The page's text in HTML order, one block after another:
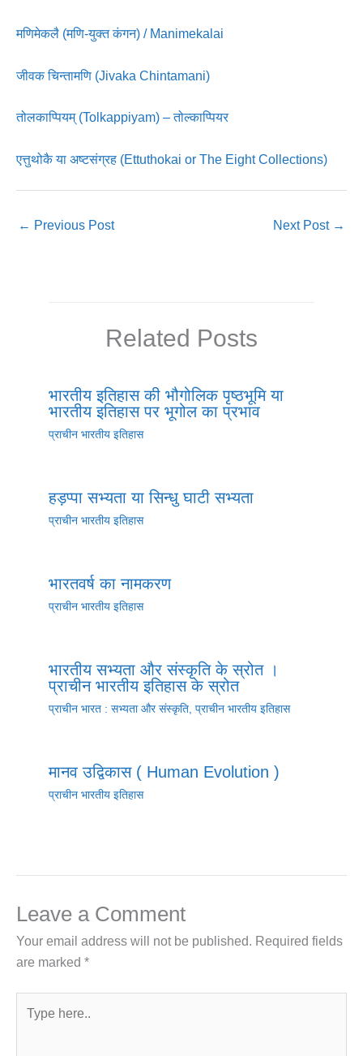
मणिमेकलै (मणि-युक्त कंगन) / Manimekalai
जीवक चिन्तामणि (Jivaka Chintamani)
तोलकाप्पियम् (Tolkappiyam) – तोल्काप्पियर
एत्तुथोकै या अष्टसंग्रह (Ettuthokai or The Eight Collections)
← Previous Post Next Post →
Related Posts
भारतीय इतिहास की भौगोलिक पृष्ठभूमि या
भारतीय इतिहास पर भूगोल का प्रभाव
प्राचीन भारतीय इतिहास
हड़प्पा सभ्यता या सिन्धु घाटी सभ्यता
प्राचीन भारतीय इतिहास
भारतवर्ष का नामकरण
प्राचीन भारतीय इतिहास
भारतीय सभ्यता और संस्कृति के स्रोत ।
प्राचीन भारतीय इतिहास के स्रोत
प्राचीन भारत : सभ्यता और संस्कृति प्राचीन भारतीय इतिहास
मानव उद्विकास ( Human Evolution )
प्राचीन भारतीय इतिहास
Leave a Comment
Your email address will not be published. Required fields
are marked *
here..